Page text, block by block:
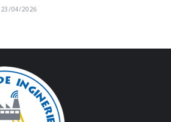
23/04/2026